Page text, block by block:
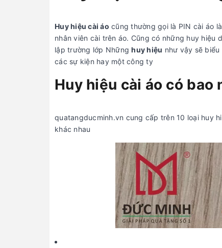
Huy hiệu cài áo cũng thường gọi là PIN cài áo
nhân viên cài trên áo. Cũng có những huy
lập trường lớp Nhữnghuy hiệu như vậy sẽ
các sự kiện hay một công ty
Huy hiệu cài áo có bao
quatangducminh.vn cung cấp trên 10 loại huy
khác nhau